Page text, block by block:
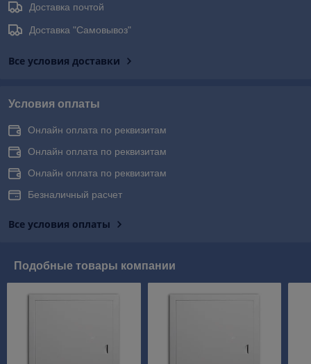
Доставка почтой
Доставка "Самовывоз"
Все условия доставки
Условия оплаты
Онлайн оплата по реквизитам
Онлайн оплата по реквизитам
Онлайн оплата по реквизитам
Безналичный расчет
Все условия оплаты
Подобные товары компании